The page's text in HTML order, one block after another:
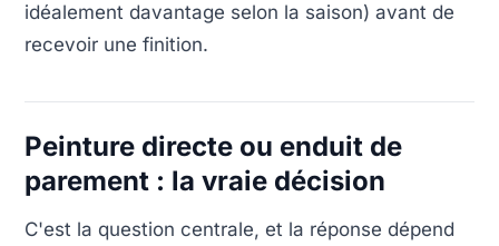
idéalement davantage selon la saison) avant de
recevoir une finition.
Peinture directe ou enduit de
parement : la vraie décision
C'est la question centrale, et la réponse dépend